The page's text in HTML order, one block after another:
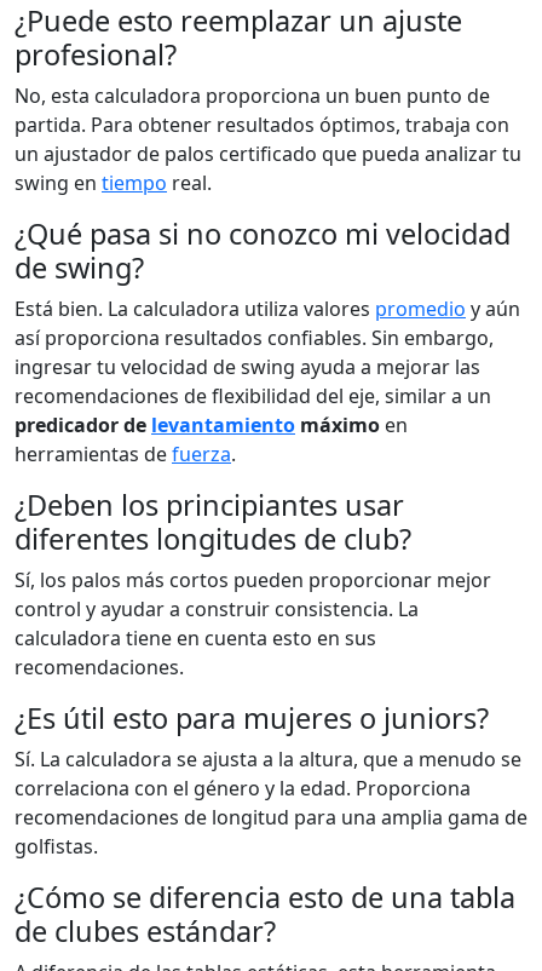
¿Puede esto reemplazar un ajuste
profesional?
No, esta calculadora proporciona un buen punto de
partida. Para obtener resultados óptimos, trabaja con
un ajustador de palos certificado que pueda analizar tu
swing en tiempo real.
¿Qué pasa si no conozco mi velocidad
de swing?
Está bien. La calculadora utiliza valores promedio y aún
así proporciona resultados confiables. Sin embargo,
ingresar tu velocidad de swing ayuda a mejorar las
recomendaciones de flexibilidad del eje, similar a un
predicador de levantamiento máximo en
herramientas defuerza.
¿Deben los principiantes usar
diferentes longitudes de club?
Sí, los palos más cortos pueden proporcionar mejor
control y ayudar a construir consistencia. La
calculadora tiene en cuenta esto en sus
recomendaciones.
¿Es útil esto para mujeres o juniors?
Sí. La calculadora se ajusta a la altura, que a menudo se
correlaciona con el género y la edad. Proporciona
recomendaciones de longitud para una amplia gama de
golfistas.
¿Cómo se diferencia esto de una tabla
de clubes estándar?